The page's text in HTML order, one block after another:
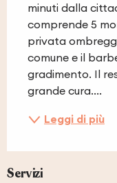
minuti dalla
comprende 5
privata
comune e il
gradimento. Il
grande cura....
Leggi di più
Servizi